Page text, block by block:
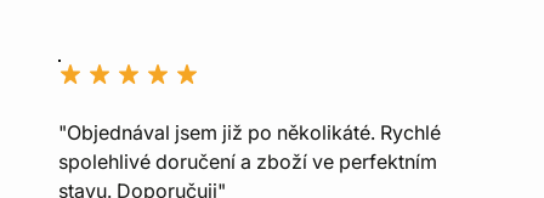
"Objednával jsem již po několikáté. Rychlé
spolehlivé doručení a zboží ve perfektním
stavu. Doporučuji"